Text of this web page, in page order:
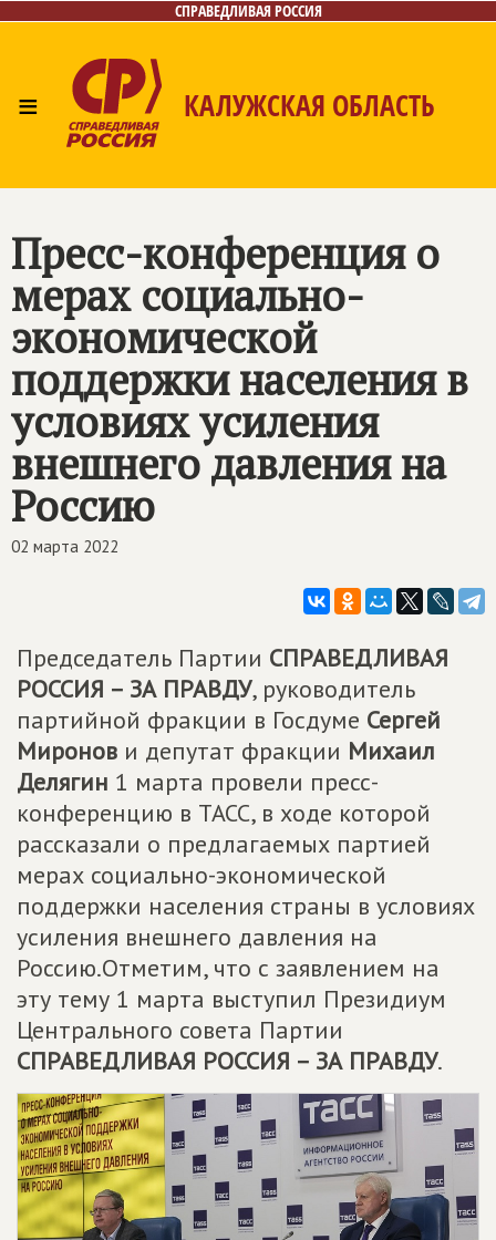
СПРАВЕДЛИВАЯ РОССИЯ
≡ КАЛУЖСКАЯ ОБЛАСТЬ
Контакты
Пресс-конференция о
мерах социально-
экономической
поддержки населения в
условиях усиления
внешнего давления на
Россию
02 марта 2022
Председатель Партии СПРАВЕДЛИВАЯ
РОССИЯ – ЗА ПРАВДУ, руководитель
партийной фракции в Госдуме Сергей
Миронов и депутат фракции Михаил
Делягин 1 марта провели пресс-
конференцию в ТАСС, в ходе которой
рассказали о предлагаемых партией
мерах социально-экономической
поддержки населения страны в условиях
усиления внешнего давления на
Россию.Отметим, что с заявлением на
эту тему 1 марта выступил Президиум
Центрального совета Партии
СПРАВЕДЛИВАЯ РОССИЯ – ЗА ПРАВДУ.